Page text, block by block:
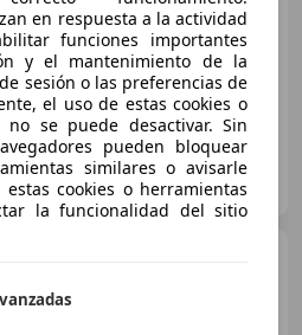
Precio justo
Diésel 81 kW (110 CV)
en respuesta a la actividad
funciones importantes
y el mantenimiento de la
sesión o las preferencias de
el uso de estas cookies o
no se puede desactivar. Sin
pueden bloquear
similares o avisarle
cookies o herramientas
la funcionalidad del sitio